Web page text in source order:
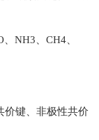
NH3、CH4、
键、非极性共价